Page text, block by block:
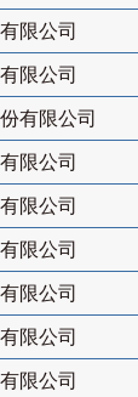
限公司
限公司
有限公司
限公司
限公司
限公司
限公司
限公司
限公司